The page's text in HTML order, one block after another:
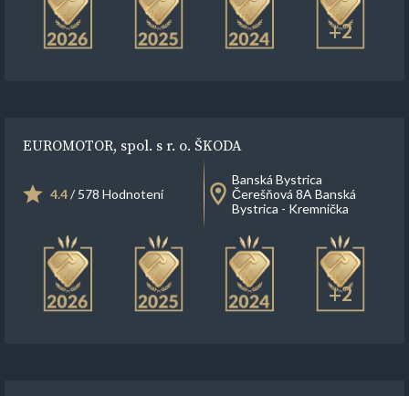
+2
EUROMOTOR, spol. s r. o. ŠKODA
4.4/ 578 Hodnotení
Banská Bystrica
Čerešňová 8A Banská
Bystrica - Kremnička
+2